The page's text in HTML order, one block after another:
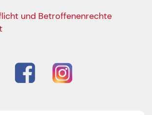
und Betroffenenrechte